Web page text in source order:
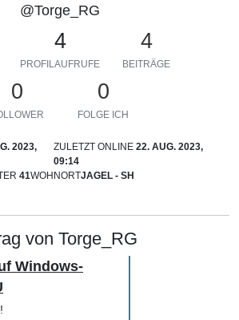
@Torge_RG
4
PROFILAUFRUFE
4
BEITRÄGE
0 0
FOLGE ICH
2023,
ZULETZT ONLINE 22. AUG. 2023,
09:14
41WOHNORTJAGEL - SH
von Torge_RG
Windows-